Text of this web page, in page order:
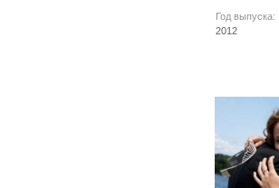
Год выпуска:
2012